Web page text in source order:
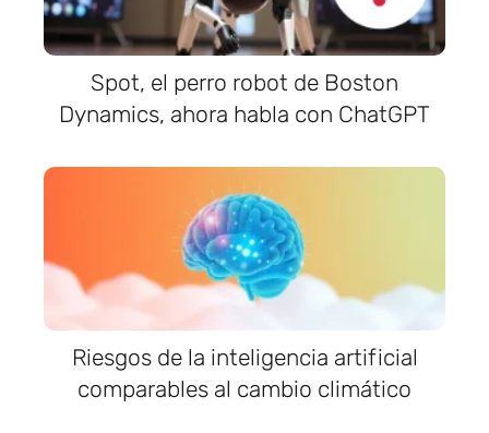
Spot, el perro robot de Boston
Dynamics, ahora habla con ChatGPT
Riesgos de la inteligencia artificial
comparables al cambio climático